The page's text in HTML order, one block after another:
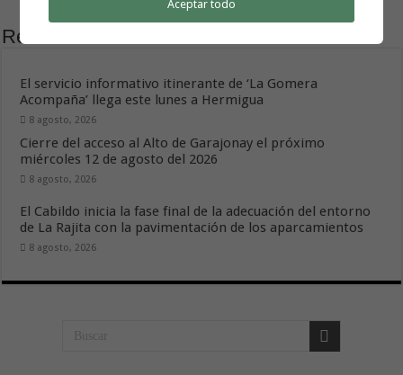
Related Articles
El servicio informativo itinerante de ‘La Gomera
Acompaña’ llega este lunes a Hermigua
8 agosto, 2026
Cierre del acceso al Alto de Garajonay el próximo
miércoles 12 de agosto del 2026
8 agosto, 2026
El Cabildo inicia la fase final de la adecuación del entorno
de La Rajita con la pavimentación de los aparcamientos
8 agosto, 2026
Aceptar todo